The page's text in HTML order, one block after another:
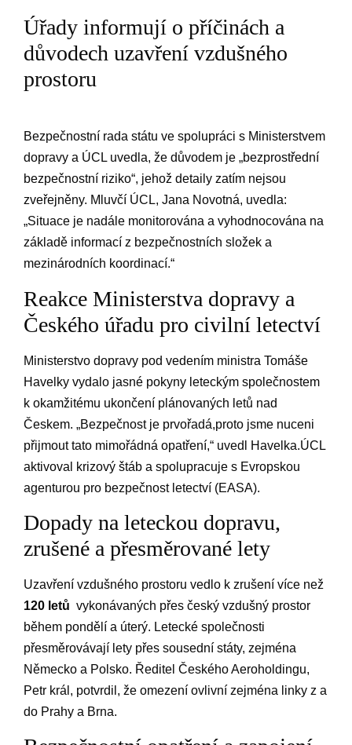
Úřady informují o ⁣příčinách a ​
důvodech⁢ uzavření vzdušného
prostoru
Bezpečnostní ‌rada státu ve⁣ spolupráci s ⁢Ministerstvem
dopravy ‌a ÚCL uvedla, že důvodem‌ je „bezprostřední
‌bezpečnostní ‌riziko“, jehož detaily zatím ⁢nejsou
zveřejněny. Mluvčí⁣ ÚCL, ⁤Jana Novotná, uvedla:
„Situace je nadále monitorována‌ a‌ vyhodnocována na
základě informací‍ z bezpečnostních‍ složek a⁣
mezinárodních koordinací.“
Reakce ⁤Ministerstva dopravy⁣ a
Českého⁣ úřadu pro civilní letectví
Ministerstvo dopravy pod vedením‌ ministra Tomáše
Havelky vydalo jasné⁢ pokyny⁣ leteckým společnostem
‌k ⁢okamžitému‌ ukončení plánovaných letů‍ nad
Českem. „Bezpečnost⁢ je​ prvořadá,proto jsme nuceni
přijmout tato ⁤mimořádná opatření,“ uvedl ‍Havelka.ÚCL
aktivoval krizový štáb a spolupracuje s ​Evropskou
agenturou pro bezpečnost letectví (EASA).
Dopady na leteckou ‌dopravu,
zrušené a přesměrované lety
Uzavření ⁣vzdušného ​prostoru ⁤vedlo k zrušení ⁢více ‍než
120 ⁤letů ‌ vykonávaných přes český vzdušný ‌prostor
během⁣ pondělí a úterý.⁤ Letecké společnosti⁢
přesměrovávají lety⁢ přes sousední státy, zejména
Německo a Polsko. Ředitel Českého ‌Aeroholdingu,
Petr král,‌ potvrdil,⁢ že omezení ovlivní⁢ zejména linky ⁣z ⁣a
⁤do Prahy a Brna.